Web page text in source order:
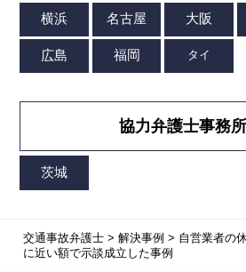
協力弁護士事務
交通事故弁護士> 解決事例 > 自営業者の
に近い額で示談成立した事例